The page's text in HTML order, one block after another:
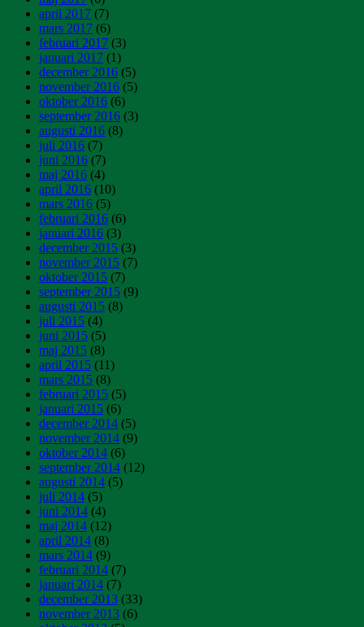
april 2017 (7)
mars 2017 (6)
februari 2017 (3)
januari 2017 (1)
december 2016 (5)
november 2016 (5)
oktober 2016 (6)
september 2016 (3)
augusti 2016 (8)
juli 2016 (7)
juni 2016 (7)
maj 2016 (4)
april 2016 (10)
mars 2016 (5)
februari 2016 (6)
januari 2016 (3)
december 2015 (3)
november 2015 (7)
oktober 2015 (7)
september 2015 (9)
augusti 2015 (8)
juli 2015 (4)
juni 2015 (5)
maj 2015 (8)
april 2015 (11)
mars 2015 (8)
februari 2015 (5)
januari 2015 (6)
december 2014 (5)
november 2014 (9)
oktober 2014 (6)
september 2014 (12)
augusti 2014 (5)
juli 2014 (5)
juni 2014 (4)
maj 2014 (12)
april 2014 (8)
mars 2014 (9)
februari 2014 (7)
januari 2014 (7)
december 2013 (33)
november 2013 (6)